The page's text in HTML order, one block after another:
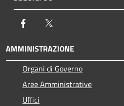
Facebook
AMMINISTRAZIONE
Organi di Governo
Aree Amministrative
Uffici